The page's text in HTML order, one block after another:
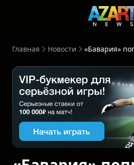
Главная Новости